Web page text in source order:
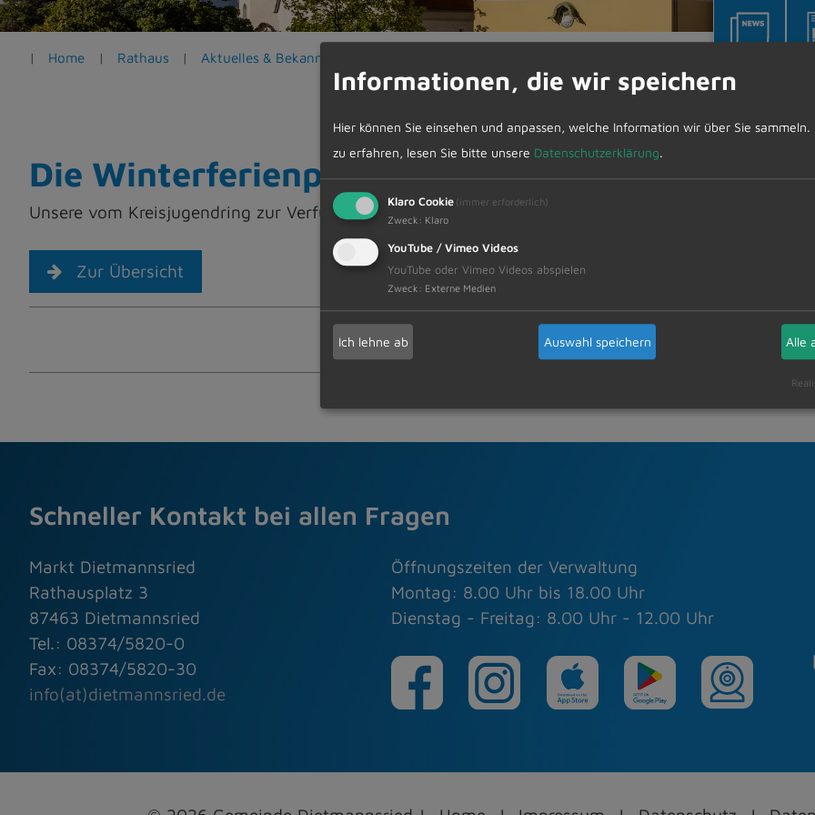
e
n
Home Rathaus Aktuelles & Bekanntmachungen
Die Winterferienpässe sind ausverkauft!
Unsere vom Kreisjugendring zur Verfügung gestellten Winterferienpässe für die Saison 2025/
Zur Übersicht
Schneller Kontakt bei allen Fragen
Markt Dietmannsried
Rathausplatz 3
87463 Dietmannsried
Tel.: 08374/5820-0
Fax: 08374/5820-30
info(at)dietmannsried.de
Öffnungszeiten der Verwaltung
Montag: 8.00 Uhr bis 18.00 Uhr
Dienstag - Freitag: 8.00 Uhr - 12.00 Uhr
Informationen, die wir speichern
Hier können Sie einsehen und anpassen, welche Information wir über Sie sammeln.
zu erfahren, lesen Sie bitte unsere Datenschutzerklärung.
Klaro Cookie (immer erforderlich)
Zweck : Klaro
YouTube / Vimeo Videos
YouTube oder Vimeo Videos abspielen
Zweck : Externe Medien
Ich lehne ab Auswahl speichern Alle